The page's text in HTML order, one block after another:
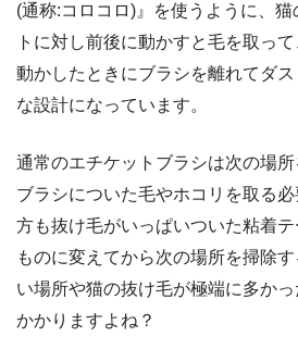
(通称:コロコロ)』を使うように、
トに対し前後に動かすと毛を取っ
動かしたときにブラシを離れてダ
な設計になっています。
通常のエチケットブラシは次の場
ブラシについた毛やホコリを取る
方も抜け毛がいっぱいついた粘着
ものに変えてから次の場所を掃除
い場所や猫の抜け毛が極端に多か
かかりますよね？